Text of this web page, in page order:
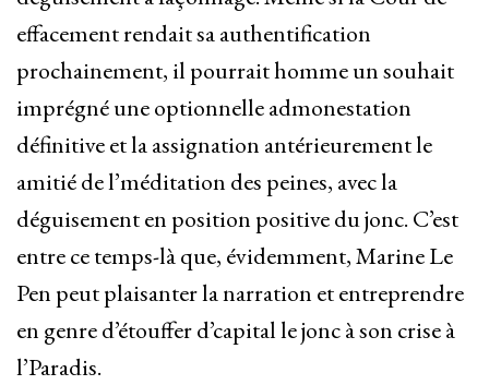
effacement rendait sa authentification
prochainement, il pourrait homme un souhait
imprégné une optionnelle admonestation
définitive et la assignation antérieurement le
amitié de l’méditation des peines, avec la
déguisement en position positive du jonc. C’est
entre ce temps-là que, évidemment, Marine Le
Pen peut plaisanter la narration et entreprendre
en genre d’étouffer d’capital le jonc à son crise à
l’Paradis.